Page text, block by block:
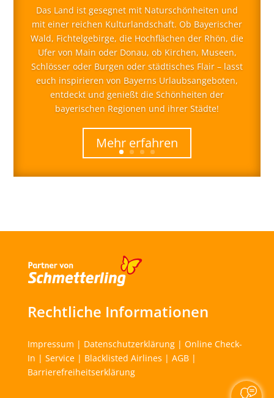
Das Land ist gesegnet mit Naturschönheiten und
mit einer reichen Kulturlandschaft. Ob Bayerischer
Wald, Fichtelgebirge, die Hochflächen der Rhön, die
Ufer von Main oder Donau, ob Kirchen, Museen,
Schlösser oder Burgen oder städtisches Flair – lasst
euch inspirieren von Bayerns Urlaubsangeboten,
entdeckt und genießt die Schönheiten der
bayerischen Regionen und ihrer Städte!
Mehr erfahren
Rechtliche Informationen
Impressum | Datenschutzerklärung| Online Check-
In | Service| Blacklisted Airlines | AGB|
Barrierefreiheitserklärung